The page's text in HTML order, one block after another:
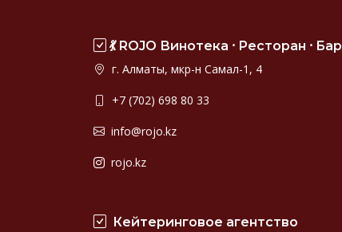
💃 ROJO Винотека ⸱ Ресторан ⸱ Бар
г. Алматы, мкр-н Самал-1, 4
+7 (702) 698 80 33
info@rojo.kz
rojo.kz
Кейтеринговое агентство